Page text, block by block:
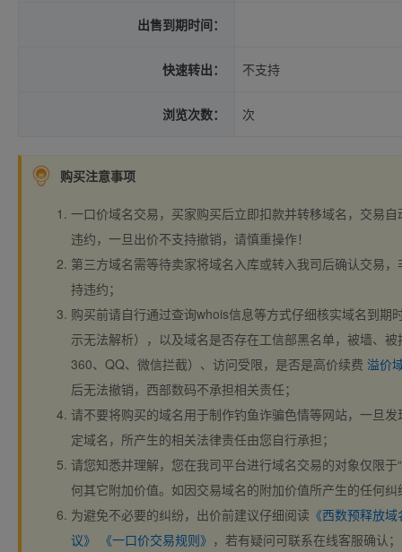
出售到期时间：
快速转出： 不支持
浏览次数： 次
购买注意事项
一口价域名交易，买家购买后立即扣款并转移域名，交易
违约，一旦出价不支持撤销，请慎重操作！
第三方域名需等待卖家将域名入库或转入我司后确认交易
持违约；
购买前请自行通过查询whois信息等方式仔细核实域名到期
示无法解析），以及域名是否存在工信部黑名单，被墙、
360、QQ、微信拦截）、访问受限，是否是高价续费 溢价
后无法撤销，西部数码不承担相关责任；
请不要将购买的域名用于制作钓鱼诈骗色情等网站，一旦
定域名，所产生的相关法律责任由您自行承担；
请您知悉并理解，您在我司平台进行域名交易的对象仅限于
何其它附加价值。如因交易域名的附加价值所产生的任何
为避免不必要的纠纷，出价前建议仔细阅读 《西数预释放
议》
《一口价交易规则》 ，若有疑问可联系在线客服确认；